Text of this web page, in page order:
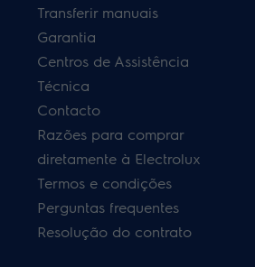
Transferir manuais
Garantia
Centros de Assistência
Técnica
Contacto
Razões para comprar
diretamente à Electrolux
Termos e condições
Perguntas frequentes
Resolução do contrato